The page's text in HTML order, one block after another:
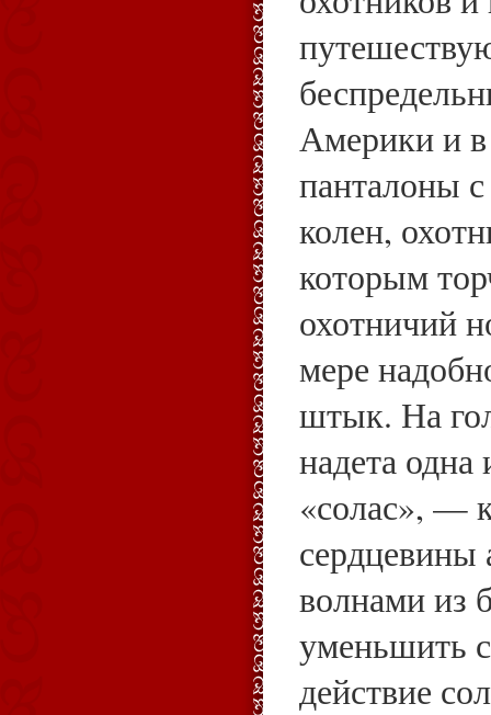
Америки и
панталоны
колен,
которым
охотничий
мере
штык. На
надета
«солас», —
сердцевины
волнами из
уменьшить
действие